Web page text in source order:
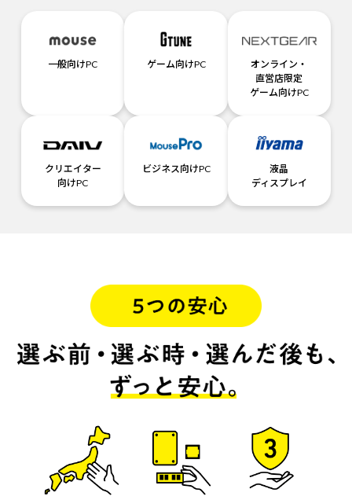
一般向けPC ゲーム向けPC
オンライン・
直営店限定
ゲーム向けPC
クリエイター
向けPC
ビジネス向けPC
液晶
ディスプレイ